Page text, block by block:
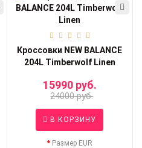
Кроссовки NEW BALANCE
204L Timberwolf Linen
15990 руб.
24000 руб.
В КОРЗИНУ
Размер EUR